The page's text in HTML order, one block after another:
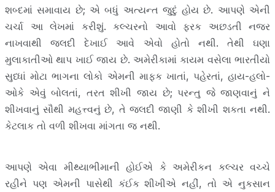
શબ્દમાં સમાવાય છે; એ બધું અત્યન્ત જુદું હોય છે. આપણે એની
ચર્ચા આ લેખમાં કરીશું. કલ્ચરનો આવો ફરક અછડતી નજર
નાખવાથી જલદી દેખાઈ આવે એવો હોતો નથી. તેથી ઘણા
મુલાકાતીઓ થાપ ખાઈ જાય છે. અમેરીકામાં કાયમ વસેલા ભારતીયો
સુધ્ધાં મોટા ભાગના લોકો એમની માફક ખાતાં, પહેરતાં, હાય-હલો-
ઓકે એવું બોલતાં, તરત શીખી જાય છે; પરન્તુ જે જાણવાનું ને
શીખવાનું સૌથી મહત્ત્વનું છે, તે જલદી જાણી કે શીખી શકતા નથી.
કેટલાક તો વળી શીખવા માંગતા જ નથી.
આપણે એવા મીથ્યાભીમાની હોઈએ કે અમેરીકન કલ્ચર વચ્ચે
રહીને પણ એમની પાસેથી કંઈક શીખીએ નહીં, તો એ નુકસાન